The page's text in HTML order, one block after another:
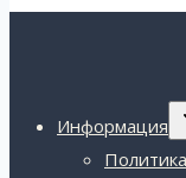
Информация